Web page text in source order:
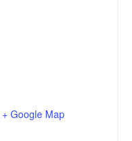
+ Google Map